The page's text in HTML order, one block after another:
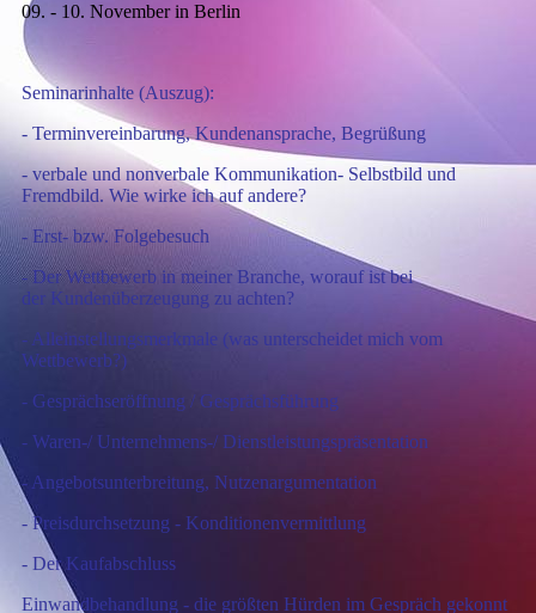
09. - 10. November in Berlin
Seminarinhalte (Auszug):
- Terminvereinbarung, Kundenansprache, Begrüßung
- verbale und nonverbale Kommunikation- Selbstbild und
Fremdbild. Wie wirke ich auf andere?
- Erst- bzw. Folgebesuch
- Der Wettbewerb in meiner Branche, worauf ist bei
der Kundenüberzeugung zu achten?
- Alleinstellungsmerkmale (was unterscheidet mich vom
Wettbewerb?)
- Gesprächseröffnung / Gesprächsführung
- Waren-/ Unternehmens-/ Dienstleistungspräsentation
- Angebotsunterbreitung, Nutzenargumentation
- Preisdurchsetzung - Konditionenvermittlung
- Der Kaufabschluss
Einwandbehandlung - die größten Hürden im Gespräch gekonnt